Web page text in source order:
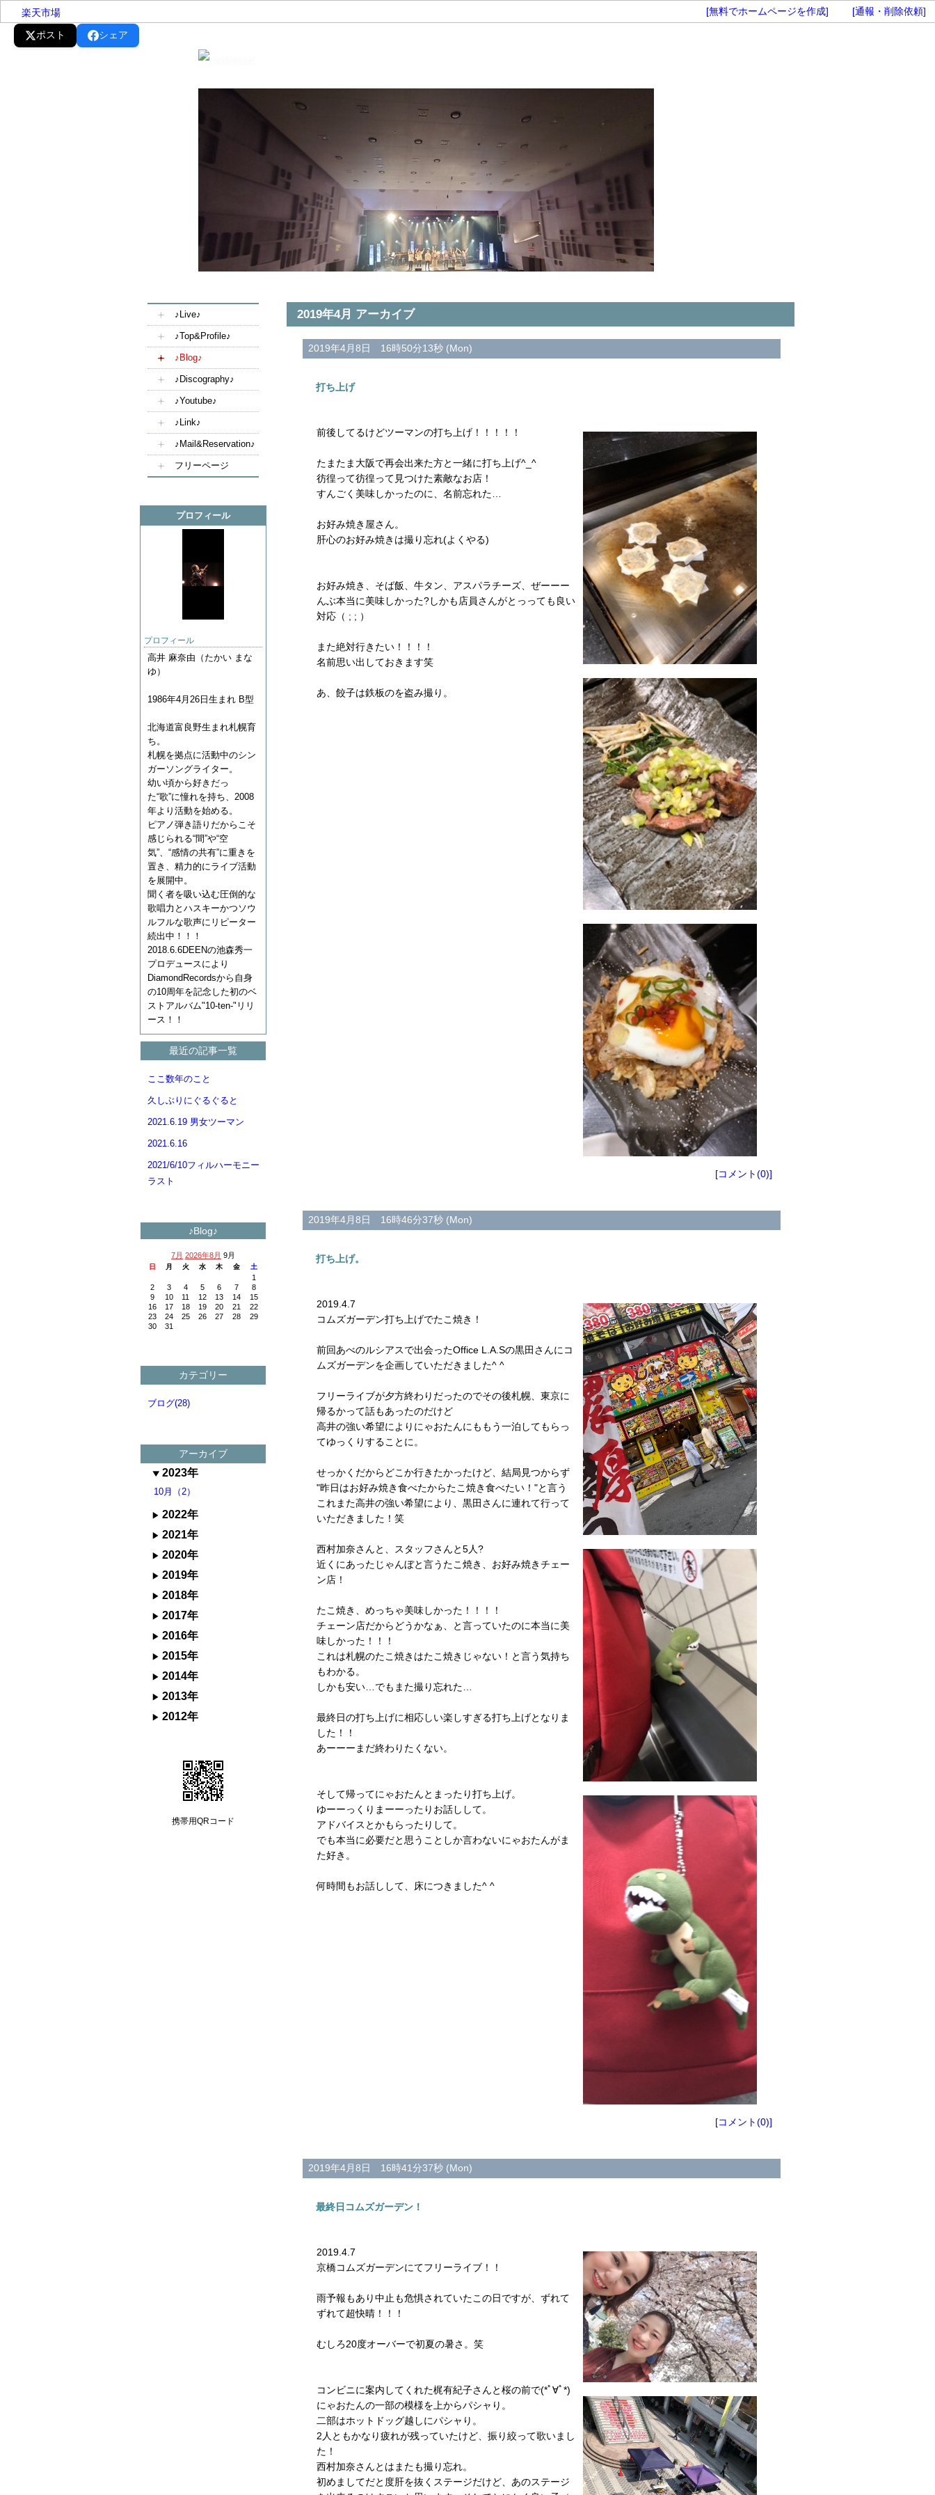
ポスト シェア
楽天市場 [無料でホームページを作成] [通報・削除依頼]
2019年4月 アーカイブ
2019年4月8日 16時50分13秒 (Mon)
打ち上げ
前後してるけどツーマンの打ち上げ！！！！！
たまたま大阪で再会出来た方と一緒に打ち上げ^_^
彷徨って彷徨って見つけた素敵なお店！
すんごく美味しかったのに、名前忘れた…
お好み焼き屋さん。
肝心のお好み焼きは撮り忘れ(よくやる)
お好み焼き、そば飯、牛タン、アスパラチーズ、ぜーーー
んぶ本当に美味しかった?しかも店員さんがとっっても良い
対応（ ; ; ）
また絶対行きたい！！！！
名前思い出しておきます笑
あ、餃子は鉄板のを盗み撮り。
[コメント(0)]
2019年4月8日 16時46分37秒 (Mon)
打ち上げ。
2019.4.7
コムズガーデン打ち上げでたこ焼き！
前回あべのルシアスで出会ったOffice L.A.Sの黒田さんにコ
ムズガーデンを企画していただきました^ ^
フリーライブが夕方終わりだったのでその後札幌、東京に
帰るかって話もあったのだけど
高井の強い希望によりにゃおたんにももう一泊してもらっ
てゆっくりすることに。
せっかくだからどこか行きたかったけど、結局見つからず
"昨日はお好み焼き食べたからたこ焼き食べたい！"と言う
これまた高井の強い希望により、黒田さんに連れて行って
いただきました！笑
西村加奈さんと、スタッフさんと5人?
近くにあったじゃんぼと言うたこ焼き、お好み焼きチェー
ン店！
たこ焼き、めっちゃ美味しかった！！！！
チェーン店だからどうかなぁ、と言っていたのに本当に美
味しかった！！！
これは札幌のたこ焼きはたこ焼きじゃない！と言う気持ち
もわかる。
しかも安い…でもまた撮り忘れた…
最終日の打ち上げに相応しい楽しすぎる打ち上げとなりま
した！！
あーーーまだ終わりたくない。
そして帰ってにゃおたんとまったり打ち上げ。
ゆーーっくりまーーったりお話しして。
アドバイスとかもらったりして。
でも本当に必要だと思うことしか言わないにゃおたんがま
た好き。
何時間もお話しして、床につきました^ ^
[コメント(0)]
2019年4月8日 16時41分37秒 (Mon)
最終日コムズガーデン！
2019.4.7
京橋コムズガーデンにてフリーライブ！！
雨予報もあり中止も危惧されていたこの日ですが、ずれて
ずれて超快晴！！！
むしろ20度オーバーで初夏の暑さ。笑
コンビニに案内してくれた梶有紀子さんと桜の前で(*ﾟ∀ﾟ*)
にゃおたんの一部の模様を上からパシャり。
二部はホットドッグ越しにパシャり。
2人ともかなり疲れが残っていたけど、振り絞って歌いまし
た！
西村加奈さんとはまたも撮り忘れ。
初めましてだと度肝を抜くステージだけど、あのステージ
♪Live♪
♪Top&Profile♪
♪Blog♪
♪Discography♪
♪Youtube♪
♪Link♪
♪Mail&Reservation♪
フリーページ
プロフィール
プロフィール
高井 麻奈由（たかい まな
ゆ）
1986年4月26日生まれ B型
北海道富良野生まれ札幌育
ち。
札幌を拠点に活動中のシン
ガーソングライター。
幼い頃から好きだっ
た“歌”に憧れを持ち、2008
年より活動を始める。
ピアノ弾き語りだからこそ
感じられる“間”や“空
気”、“感情の共有”に重きを
置き、精力的にライブ活動
を展開中。
聞く者を吸い込む圧倒的な
歌唱力とハスキーかつソウ
ルフルな歌声にリピーター
続出中！！！
2018.6.6DEENの池森秀一
プロデュースにより
DiamondRecordsから自身
の10周年を記念した初のベ
ストアルバム"10-ten-"リリ
ース！！
最近の記事一覧
ここ数年のこと
久しぶりにぐるぐると
2021.6.19 男女ツーマン
2021.6.16
2021/6/10フィルハーモニー
ラスト
♪Blog♪
7月 2026年8月 9月
日 月 火 水 木 金 土
1
2
3 4 5 6 7
8
9
10 11 12 13 14
15
16
17 18 19 20 21
22
23
24 25 26 27 28
29
30
31
カテゴリー
ブログ(28)
アーカイブ
2023年
10月（2）
2022年
2021年
2020年
2019年
2018年
2017年
2016年
2015年
2014年
2013年
2012年
携帯用QRコード